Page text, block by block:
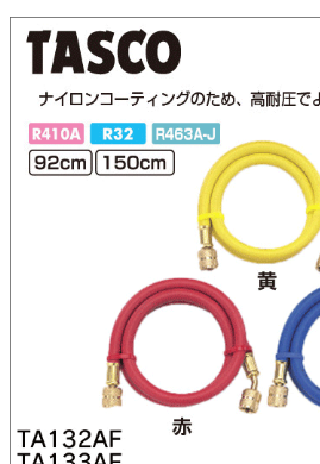
防犯工事関連
電話線／コネクタ／アダプタ
光ファイバー・融着接続機関連
LANケーブル・コネクタ・関連資材/機器
エアコン・換気扇・空調資材
太陽光発電ケーブル・コネクタ・関連資
材/機器
電源ケーブル／コネクタ／分電盤／ブレ
照明・照明器具
防犯カメラ工事
LAN配線工事
電話工事
電気配管工事
EV充電設備工事
照明設置工事
太陽光発電工事
ホテル・病院向け